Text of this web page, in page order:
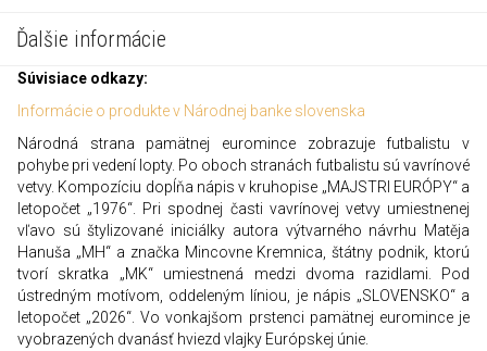
Ďalšie informácie
Súvisiace odkazy:
Informácie o produkte v Národnej banke slovenska
Národná strana pamätnej euromince zobrazuje futbalistu v
pohybe pri vedení lopty. Po oboch stranách futbalistu sú vavrínové
vetvy. Kompozíciu dopĺňa nápis v kruhopise „MAJSTRI EURÓPY“ a
letopočet „1976“. Pri spodnej časti vavrínovej vetvy umiestnenej
vľavo sú štylizované iniciálky autora výtvarného návrhu Matěja
Hanuša „MH“ a značka Mincovne Kremnica, štátny podnik, ktorú
tvorí skratka „MK“ umiestnená medzi dvoma razidlami. Pod
ústredným motívom, oddeleným líniou, je nápis „SLOVENSKO“ a
letopočet „2026“. Vo vonkajšom prstenci pamätnej euromince je
vyobrazených dvanásť hviezd vlajky Európskej únie.